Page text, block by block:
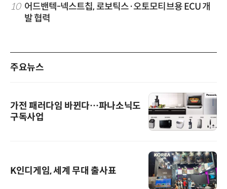
10 어드밴텍-넥스트칩, 로보틱스·오토모티브용 ECU 개
발 협력
주요뉴스
가전 패러다임 바뀐다…파나소닉도
구독사업
K인디게임, 세계 무대 출사표